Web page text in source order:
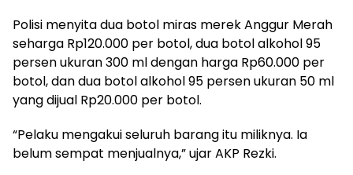
Polisi menyita dua botol miras merek Anggur Merah
seharga Rp120.000 per botol, dua botol alkohol 95
persen ukuran 300 ml dengan harga Rp60.000 per
botol, dan dua botol alkohol 95 persen ukuran 50 ml
yang dijual Rp20.000 per botol.
“Pelaku mengakui seluruh barang itu miliknya. Ia
belum sempat menjualnya,” ujar AKP Rezki.